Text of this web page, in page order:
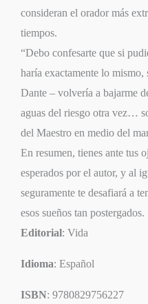
consideran el orador más
tiempos.
“Debo confesarte que si
haría exactamente lo
Dante – volvería a bajarme
aguas del riesgo otra vez…
del Maestro en medio del
En resumen, tienes ante tus
esperados por el autor, y al
seguramente te desafiará a
esos sueños tan postergados.
Editorial: Vida
Idioma: Español
ISBN: 9780829756227